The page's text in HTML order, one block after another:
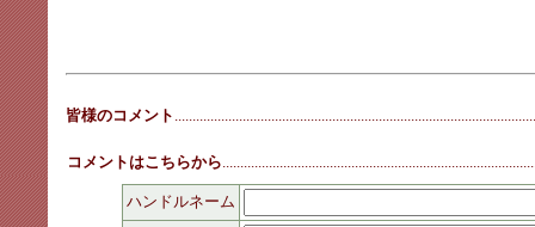
皆様のコメント
コメントはこちらから
ハンドルネーム